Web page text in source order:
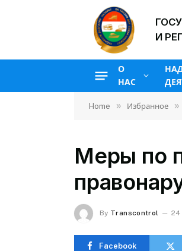
И
О
НАС
Home » Избранное »
Меры по
By Transcontrol 24
Facebook